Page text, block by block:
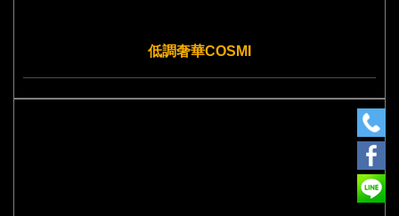
低調奢華COSMI